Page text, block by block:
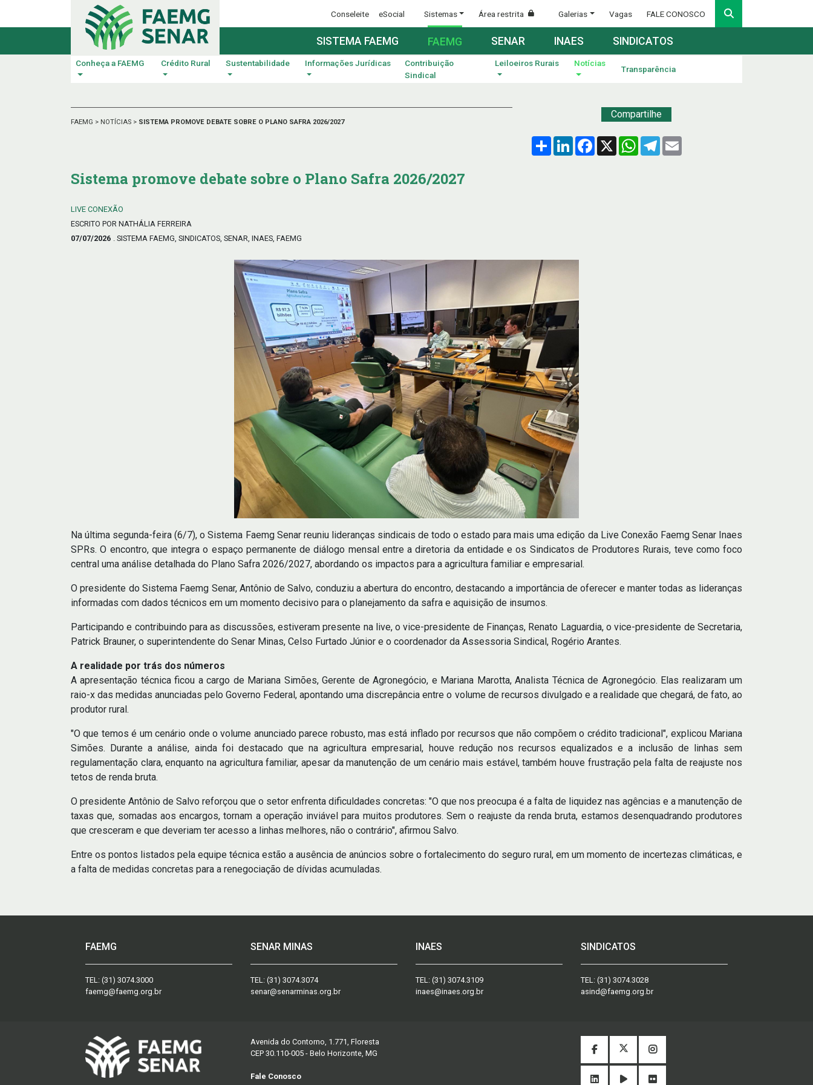
Conseleite eSocial Sistemas Área restrita Galerias Vagas FALE CONOSCO
SISTEMA FAEMG FAEMG SENAR INAES SINDICATOS
Conheça a FAEMG Crédito Rural Sustentabilidade Informações Jurídicas
Contribuição
Sindical
Leiloeiros Rurais Notícias
Transparência
FAEMG > NOTÍCIAS > SISTEMA PROMOVE DEBATE SOBRE O PLANO SAFRA 2026/2027
Compartilhe
Compartilhar
LinkedInFacebook
X WhatsApp
Telegram
Sistema promove debate sobre o Plano Safra 2026/2027
LIVE CONEXÃO
ESCRITO POR NATHÁLIA FERREIRA
07/07/2026
. SISTEMA FAEMG, SINDICATOS, SENAR, INAES, FAEMG
Na última segunda-feira (6/7), o Sistema Faemg Senar reuniu lideranças sindicais de todo o estado para mais uma edição da Live Conexão Faemg Senar Inaes
SPRs. O encontro, que integra o espaço permanente de diálogo mensal entre a diretoria da entidade e os Sindicatos de Produtores Rurais, teve como foco
central uma análise detalhada do Plano Safra 2026/2027, abordando os impactos para a agricultura familiar e empresarial.
O presidente do Sistema Faemg Senar, Antônio de Salvo, conduziu a abertura do encontro, destacando a importância de oferecer e manter todas as lideranças
informadas com dados técnicos em um momento decisivo para o planejamento da safra e aquisição de insumos.
Participando e contribuindo para as discussões, estiveram presente na live, o vice-presidente de Finanças, Renato Laguardia, o vice-presidente de Secretaria,
Patrick Brauner, o superintendente do Senar Minas, Celso Furtado Júnior e o coordenador da Assessoria Sindical, Rogério Arantes.
A realidade por trás dos números
A apresentação técnica ficou a cargo de Mariana Simões, Gerente de Agronegócio, e Mariana Marotta, Analista Técnica de Agronegócio. Elas realizaram um
raio-x das medidas anunciadas pelo Governo Federal, apontando uma discrepância entre o volume de recursos divulgado e a realidade que chegará, de fato, ao
produtor rural.
"O que temos é um cenário onde o volume anunciado parece robusto, mas está inflado por recursos que não compõem o crédito tradicional", explicou Mariana
Simões. Durante a análise, ainda foi destacado que na agricultura empresarial, houve redução nos recursos equalizados e a inclusão de linhas sem
regulamentação clara, enquanto na agricultura familiar, apesar da manutenção de um cenário mais estável, também houve frustração pela falta de reajuste nos
tetos de renda bruta.
O presidente Antônio de Salvo reforçou que o setor enfrenta dificuldades concretas: "O que nos preocupa é a falta de liquidez nas agências e a manutenção de
taxas que, somadas aos encargos, tornam a operação inviável para muitos produtores. Sem o reajuste da renda bruta, estamos desenquadrando produtores
que cresceram e que deveriam ter acesso a linhas melhores, não o contrário", afirmou Salvo.
Entre os pontos listados pela equipe técnica estão a ausência de anúncios sobre o fortalecimento do seguro rural, em um momento de incertezas climáticas, e
a falta de medidas concretas para a renegociação de dívidas acumuladas.
FAEMG
TEL: (31) 3074.3000
faemg@faemg.org.br
SENAR MINAS
TEL: (31) 3074.3074
senar@senarminas.org.br
INAES
TEL: (31) 3074.3109
inaes@inaes.org.br
SINDICATOS
TEL: (31) 3074.3028
asind@faemg.org.br
Avenida do Contorno, 1.771, Floresta
CEP 30.110-005 - Belo Horizonte, MG
Fale Conosco